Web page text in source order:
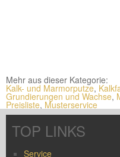
Mehr aus dieser Kategorie:
Kalk- und Marmorputze,
Grundierungen und Wachse,
Preisliste, Musterservice
TOP LINKS
Service